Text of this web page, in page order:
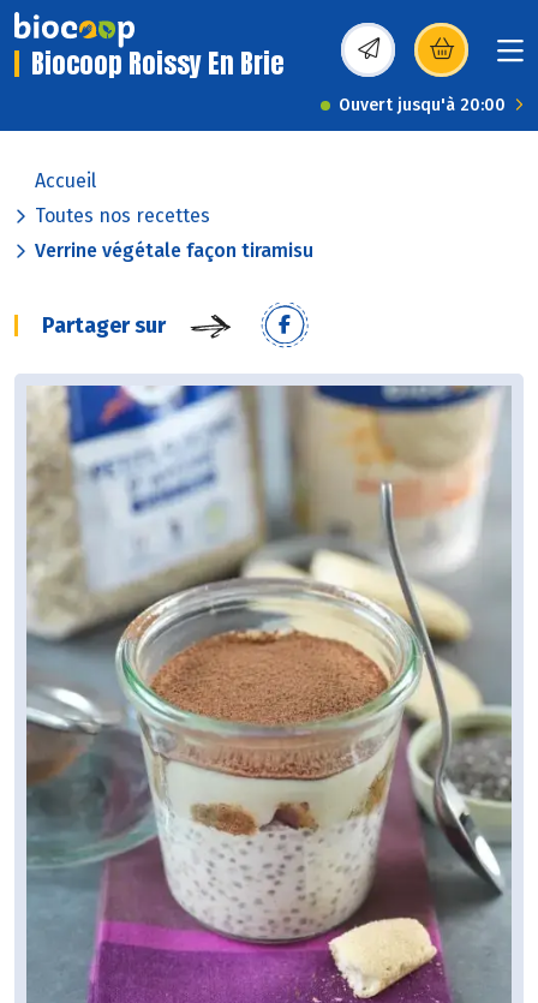
Biocoop Roissy En Brie (s’ouvre dans une
Ouvert jusqu'à 20:00
Accueil
Toutes nos recettes
Verrine végétale façon tiramisu
Partager sur